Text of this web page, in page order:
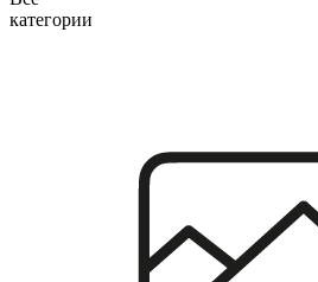
категории